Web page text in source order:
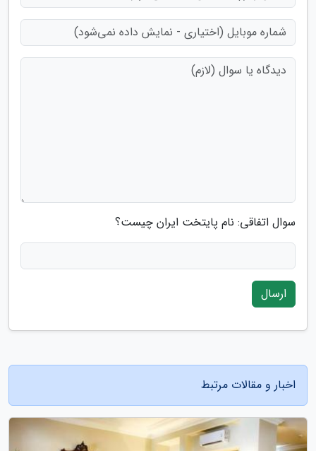
سوال اتفاقی: نام پایتخت ایران چیست؟
ارسال
اخبار و مقالات مرتبط